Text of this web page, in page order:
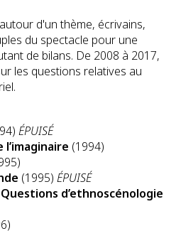
d'un thème, écrivains,
du spectacle pour une
de bilans. De 2008 à 2017,
les questions relatives au
ÉPUISÉ
(1994)
(1995) ÉPUISÉ
d’ethnoscénologie